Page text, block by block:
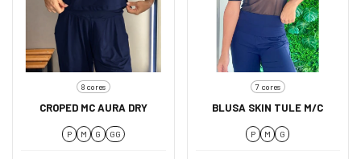
8 cores
CROPED MC AURA DRY
P M G GG
7 cores
BLUSA SKIN TULE M/C
P M G